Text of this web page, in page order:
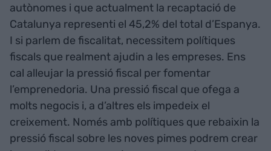
autònomes i que actualment la recaptació de
Catalunya representi el 45,2% del total d’Espanya.
I si parlem de fiscalitat, necessitem polítiques
fiscals que realment ajudin a les empreses. Ens
cal alleujar la pressió fiscal per fomentar
l’emprenedoria. Una pressió fiscal que ofega a
molts negocis i, a d’altres els impedeix el
creixement. Només amb polítiques que rebaixin la
pressió fiscal sobre les noves pimes podrem crear